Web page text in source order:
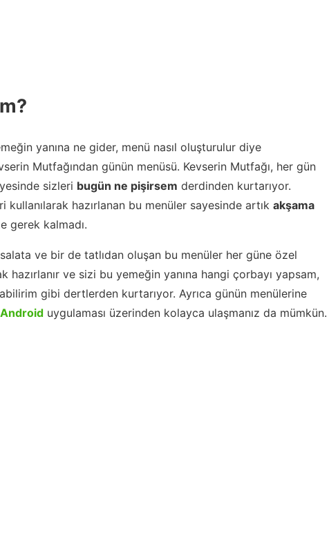
yanına ne gider, menü nasıl oluşturulur diye
Mutfağından günün menüsü. Kevserin Mutfağı, her gün
sizleri bugün ne pişirsem derdinden kurtarıyor.
hazırlanan bu menüler sayesinde artık akşama
gerek kalmadı.
ve bir de tatlıdan oluşan bu menüler her güne özel
hazırlanır ve sizi bu yemeğin yanına hangi çorbayı yapsam,
gibi dertlerden kurtarıyor. Ayrıca günün menülerine
uygulaması üzerinden kolayca ulaşmanız da mümkün.